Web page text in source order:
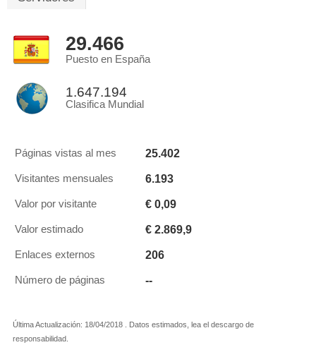
29.466
Puesto en España
1.647.194
Clasifica Mundial
Páginas vistas al mes 25.402
Visitantes mensuales 6.193
Valor por visitante € 0,09
Valor estimado € 2.869,9
Enlaces externos 206
Número de páginas --
Última Actualización: 18/04/2018 . Datos estimados, lea el descargo de
responsabilidad.